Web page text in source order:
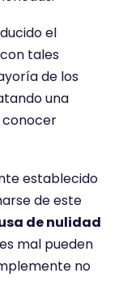
el
tales
de los
una
conocer
establecido
de este
de nulidad
mal pueden
no